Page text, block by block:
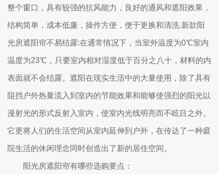
整个窗口，具有较强的抗风能力，良好的通风和遮阳效果，
结构简单，成本低廉，操作方便，便于更换和清洗.新款阳
光房遮阳帘不易结露:在通常情况下，当室外温度为0℃室内
温度为23℃，只要室内相对湿度低于百分之八十，材料的内
表面就不会结露。遮阳在现实生活中的大量使用，除了具有
阻挡户外热量流入到室内的节能效果和能够使强烈的阳光以
漫射光的形式反射入室内，使室内光线明亮而不眩目之外。
它更将人们的生活空间从室内延伸到户外，在传达了一种庭
院生活的休闲理念同时创造出了新的居住空间。
阳光房遮阳帘有哪些选购要点：